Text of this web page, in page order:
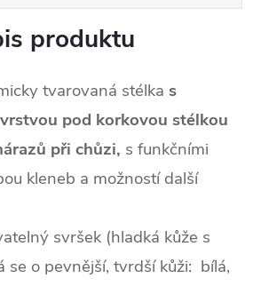
produktu
tvarovaná stélka s
pod korkovou stélkou
při chůzi, s funkčními
kleneb a možností další
svršek (hladká kůže s
se o pevnější, tvrdší kůži: bílá,